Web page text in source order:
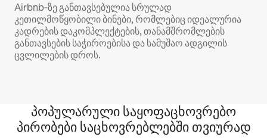
Airbnb‑ზე განთავსებულია სრულად
კეთილმოწყობილი ბინები, რომლებიც იდეალურია
კადრების დაკომპლექტების, თანამშრომლების
განთავსების საჭიროებისა და სამუშაო ადგილის
ცვლილების დროს.
პოპულარული საყოფაცხოვრებო
პირობები საცხოვრებლებში თვიურად